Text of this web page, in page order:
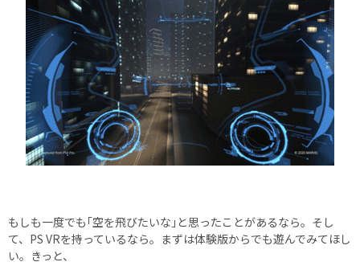
もしも一度でも｢空を飛びたいな｣と思ったことがあるなら。そし
て、PS VRを持っているなら。まずは体験版からでも遊んでみてほし
い。きっと、